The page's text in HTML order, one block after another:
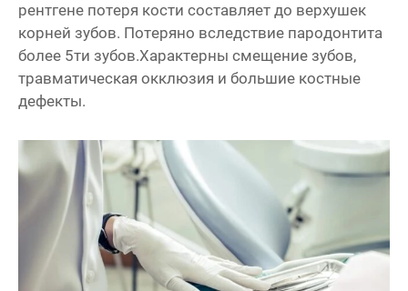
рентгене потеря кости составляет до верхушек
корней зубов. Потеряно вследствие пародонтита
более 5ти зубов.Характерны смещение зубов,
травматическая окклюзия и большие костные
дефекты.